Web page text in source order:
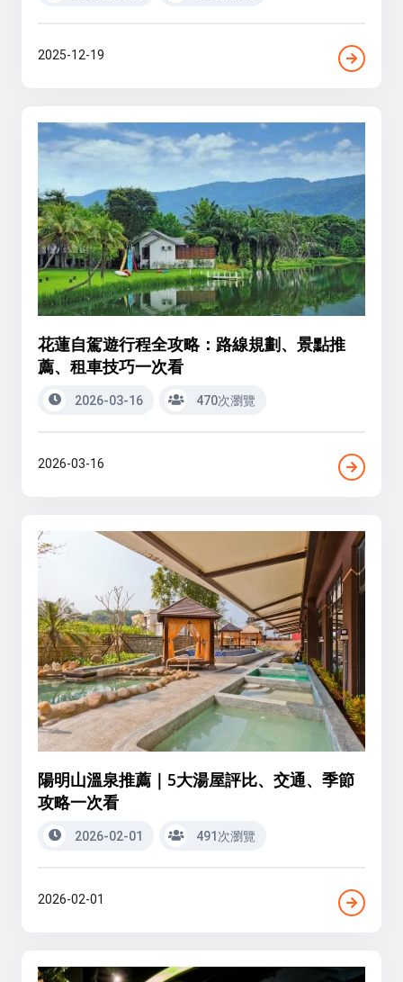
2025-12-19
花蓮自駕遊行程全攻略：路線規劃、景點推
薦、租車技巧一次看
2026-03-16 470次瀏覽
2026-03-16
陽明山溫泉推薦｜5大湯屋評比、交通、季節
攻略一次看
2026-02-01 491次瀏覽
2026-02-01